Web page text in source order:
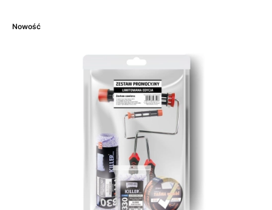
Nowość